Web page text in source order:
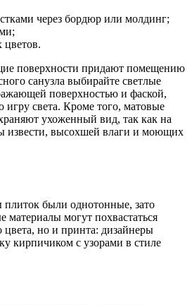
через бордюр или молдинг;
цветов.
поверхности придают помещению
санузла выбирайте светлые
поверхностью и фаской,
света. Кроме того, матовые
ухоженный вид, так как на
извести, высохшей влаги и моющих
были однотонные, зато
материалы могут похвастаться
цвета, но и принта: дизайнеры
кирпичиком с узорами в стиле